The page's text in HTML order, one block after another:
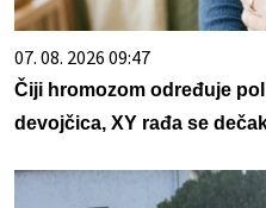
07. 08. 2026 09:47
Čiji hromozom određuje
devojčica, XY rađa se